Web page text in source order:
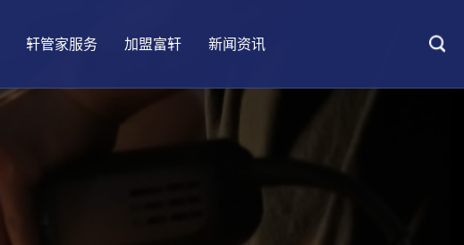
轩管家服务 加盟富轩 新闻资讯